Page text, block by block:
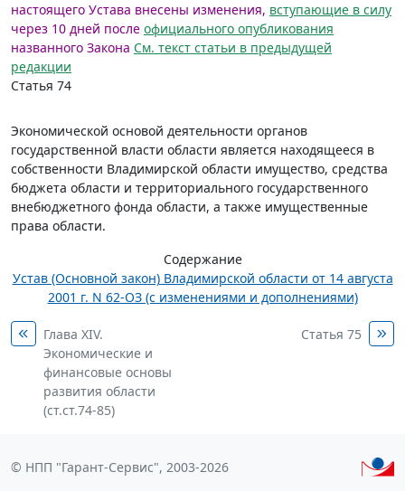
настоящего Устава внесены изменения, вступающие в силу
через 10 дней после официального опубликования
названного Закона См. текст статьи в предыдущей
редакции
Статья 74
Экономической основой деятельности органов
государственной власти области является находящееся в
собственности Владимирской области имущество, средства
бюджета области и территориального государственного
внебюджетного фонда области, а также имущественные
права области.
Содержание
Устав (Основной закон) Владимирской области от 14 августа
2001 г. N 62-ОЗ (с изменениями и дополнениями)
Глава XIV.
Экономические и
финансовые основы
развития области
(ст.ст.74-85)
Статья 75
© НПП "Гарант-Сервис", 2003-2026